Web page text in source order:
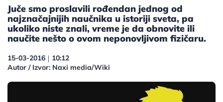
Juče smo proslavili rođendan jednog od
najznačajnijih naučnika u istoriji sveta, pa
ukoliko niste znali, vreme je da obnovite ili
naučite nešto o ovom neponovljivom fizičaru.
15-03-2016 | 10:12
Autor / Izvor: Naxi media/Wiki